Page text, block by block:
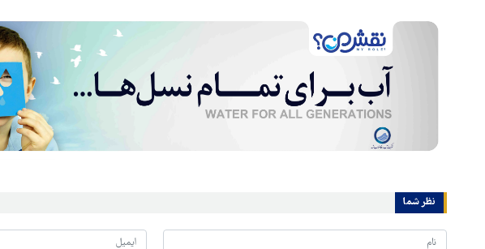
نظر شما